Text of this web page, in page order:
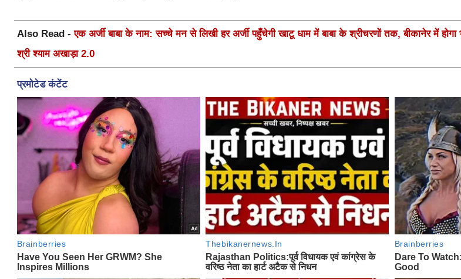
Also Read -एक अर्जी बाबा के नाम: सच्चे मन से लिखी हर अर्जी पहुँचेगी खाटू धाम में बाबा के श्रीचरणों तक, बीकानेर में होगा
श्री श्याम अखाड़ा 2.0